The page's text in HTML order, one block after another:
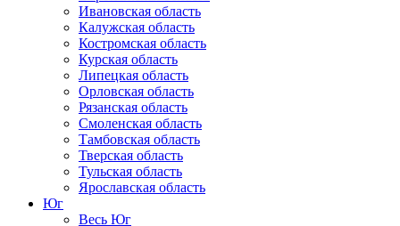
Ивановская область
Калужская область
Костромская область
Курская область
Липецкая область
Орловская область
Рязанская область
Смоленская область
Тамбовская область
Тверская область
Тульская область
Ярославская область
Юг
Весь Юг